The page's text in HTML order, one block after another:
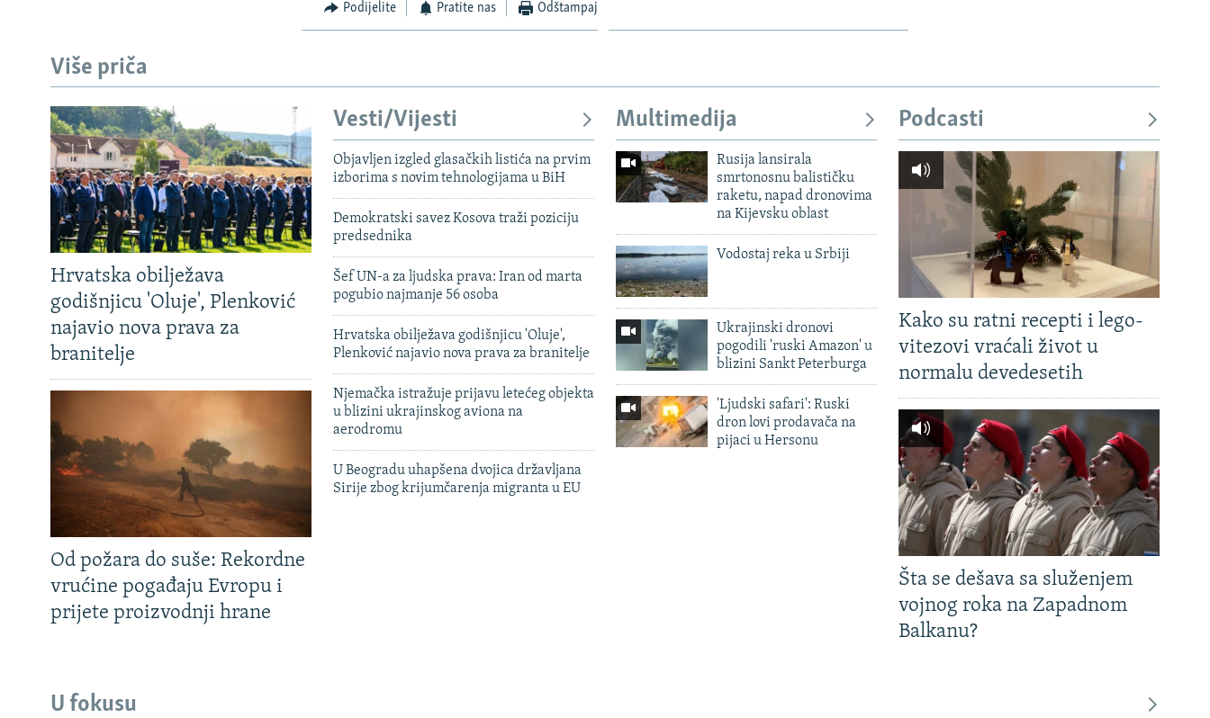
Podijelite Pratite nas Odštampaj
Više priča
Hrvatska obilježava
godišnjicu 'Oluje', Plenković
najavio nova prava za
branitelje
Od požara do suše: Rekordne
vrućine pogađaju Evropu i
prijete proizvodnji hrane
Vesti/Vijesti
Objavljen izgled glasačkih listića na prvim
izborima s novim tehnologijama u BiH
Demokratski savez Kosova traži poziciju
predsednika
Šef UN-a za ljudska prava: Iran od marta
pogubio najmanje 56 osoba
Hrvatska obilježava godišnjicu 'Oluje',
Plenković najavio nova prava za branitelje
Njemačka istražuje prijavu letećeg objekta
u blizini ukrajinskog aviona na
aerodromu
U Beogradu uhapšena dvojica državljana
Sirije zbog krijumčarenja migranta u EU
Multimedija
Rusija lansirala
smrtonosnu balističku
raketu, napad dronovima
na Kijevsku oblast
Vodostaj reka u Srbiji
Ukrajinski dronovi
pogodili 'ruski Amazon' u
blizini Sankt Peterburga
'Ljudski safari': Ruski
dron lovi prodavača na
pijaci u Hersonu
Podcasti
Kako su ratni recepti i lego-
vitezovi vraćali život u
normalu devedesetih
Šta se dešava sa služenjem
vojnog roka na Zapadnom
Balkanu?
U fokusu